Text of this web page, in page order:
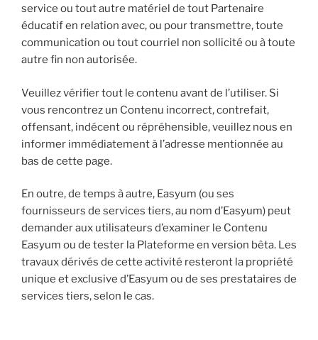
service ou tout autre matériel de tout Partenaire
éducatif en relation avec, ou pour transmettre, toute
communication ou tout courriel non sollicité ou à toute
autre fin non autorisée.
Veuillez vérifier tout le contenu avant de l’utiliser. Si
vous rencontrez un Contenu incorrect, contrefait,
offensant, indécent ou répréhensible, veuillez nous en
informer immédiatement à l’adresse mentionnée au
bas de cette page.
En outre, de temps à autre, Easyum (ou ses
fournisseurs de services tiers, au nom d’Easyum) peut
demander aux utilisateurs d’examiner le Contenu
Easyum ou de tester la Plateforme en version bêta. Les
travaux dérivés de cette activité resteront la propriété
unique et exclusive d’Easyum ou de ses prestataires de
services tiers, selon le cas.